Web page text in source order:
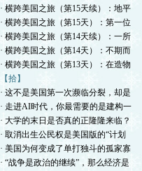
· 横跨美国之旅（第15天续）：地平
· 横跨美国之旅（第15天）：第一位
· 横跨美国之旅（第14天续）：一所
· 横跨美国之旅（第14天）：不期而
· 横跨美国之旅（第13天）：在造物
【拾】
· 这不是美国第一次濒临分裂，却是
· 走进AI时代，你最需要的是建构一
· 大学的末日是否真的正隆隆来临？
· 取消出生公民权是美国版的“计划
· 美国为何变成了单打独斗的孤家寡
· “战争是政治的继续”，那么经济是